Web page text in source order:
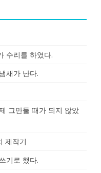
수리를 하였다.
새가 난다.
그만둘 때가 되지 않았
제작기
기로 했다.